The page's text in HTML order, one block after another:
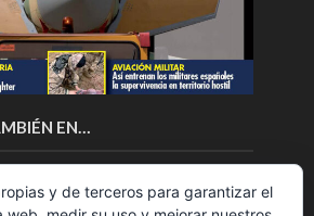
EN…
y de terceros para garantizar el